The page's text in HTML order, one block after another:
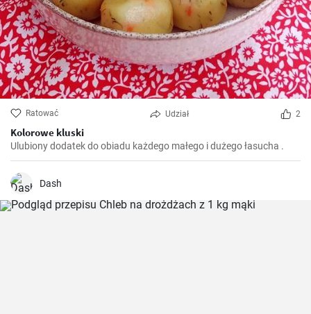
Ratować Udział 2
Kolorowe kluski
Ulubiony dodatek do obiadu każdego małego i dużego łasucha .
Dash